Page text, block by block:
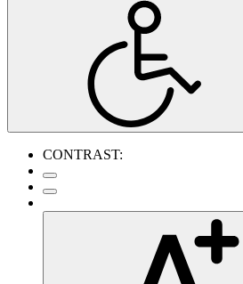
CONTRAST: